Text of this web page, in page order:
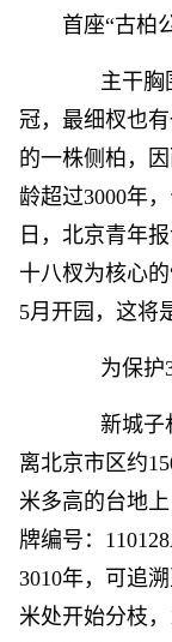
首座“古柏公
主干胸围
冠，最细杈也
的一株侧柏，
龄超过3000年
日，北京青年
十八杈为核心
5月开园，这将
为保护
新城子村
离北京市区约
米多高的台地
牌编号：
3010年，可追
米处开始分枝